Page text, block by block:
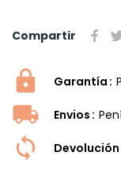
Compartir
Garantía
Envios
Devolución